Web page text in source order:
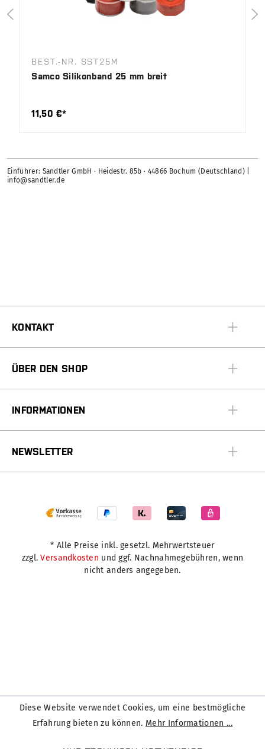
BEST.-NR. SST25M
Samco Silikonband 25 mm breit
11,50 €*
Einführer: Sandtler GmbH · Heidestr. 85b · 44866 Bochum (Deutschland) |
info@sandtler.de
KONTAKT
ÜBER DEN SHOP
INFORMATIONEN
NEWSLETTER
* Alle Preise inkl. gesetzl. Mehrwertsteuer
zzgl.Versandkosten und ggf. Nachnahmegebühren, wenn
nicht anders angegeben.
Diese Website verwendet Cookies, um eine bestmögliche
Erfahrung bieten zu können. Mehr Informationen ...